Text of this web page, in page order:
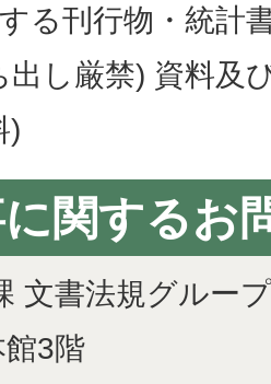
る刊行物・統計
出し厳禁) 資料及
)
関するお
文書法規グループ
3階